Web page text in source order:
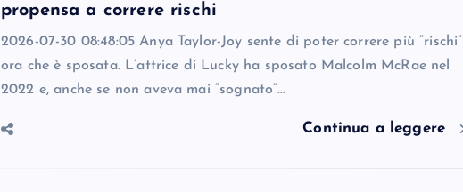
propensa a correre rischi
2026-07-30 08:48:05 Anya Taylor-Joy sente di poter correre più “rischi”
ora che è sposata. L’attrice di Lucky ha sposato Malcolm McRae nel
2022 e, anche se non aveva mai “sognato”…
Continua a leggere